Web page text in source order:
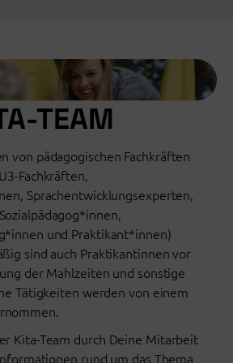
TEAM
von pädagogischen Fachkräften
Fachkräften,
Sprachentwicklungsexperten,
und Praktikant*innen)
sind auch Praktikantinnen vor
der Mahlzeiten und sonstige
Tätigkeiten werden von einem
Kita-Team durch Deine Mitarbeit
rund um das Thema